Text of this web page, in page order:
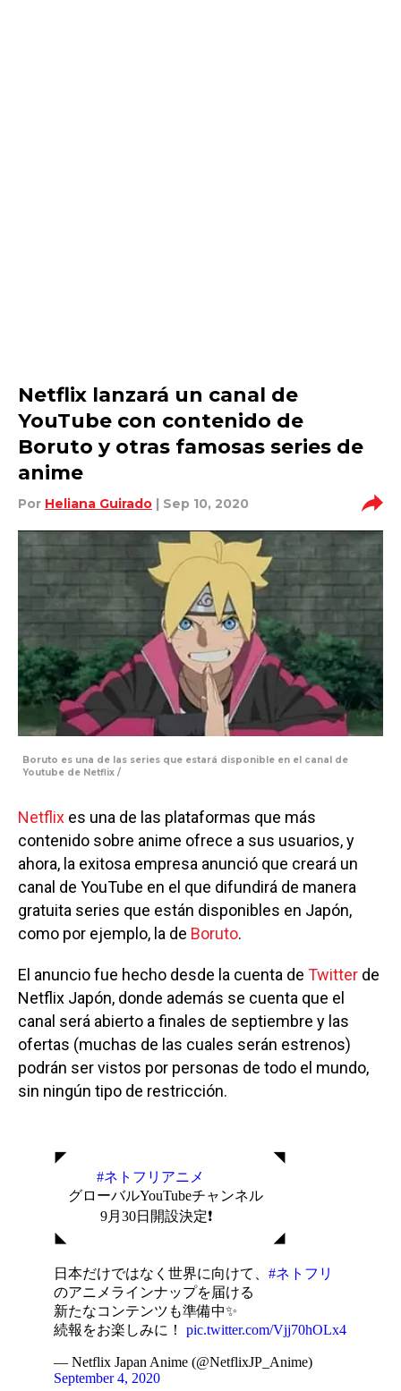
Netflix lanzará un canal de
YouTube con contenido de
Boruto y otras famosas series de
anime
Por Heliana Guirado | Sep 10, 2020
Boruto es una de las series que estará disponible en el canal de
Youtube de Netflix /
Netflix es una de las plataformas que más
contenido sobre anime ofrece a sus usuarios, y
ahora, la exitosa empresa anunció que creará un
canal de YouTube en el que difundirá de manera
gratuita series que están disponibles en Japón,
como por ejemplo, la de Boruto.
El anuncio fue hecho desde la cuenta de Twitter de
Netflix Japón, donde además se cuenta que el
canal será abierto a finales de septiembre y las
ofertas (muchas de las cuales serán estrenos)
podrán ser vistos por personas de todo el mundo,
sin ningún tipo de restricción.
◤ ◥
#ネトフリアニメ
グローバルYouTubeチャンネル
9月30日開設決定❗️
◣ ◢
日本だけではなく世界に向けて、 #ネトフリ
のアニメラインナップを届ける
新たなコンテンツも準備中✨
続報をお楽しみに！ pic.twitter.com/Vjj70hOLx4
— Netflix Japan Anime (@NetflixJP_Anime)
September 4, 2020